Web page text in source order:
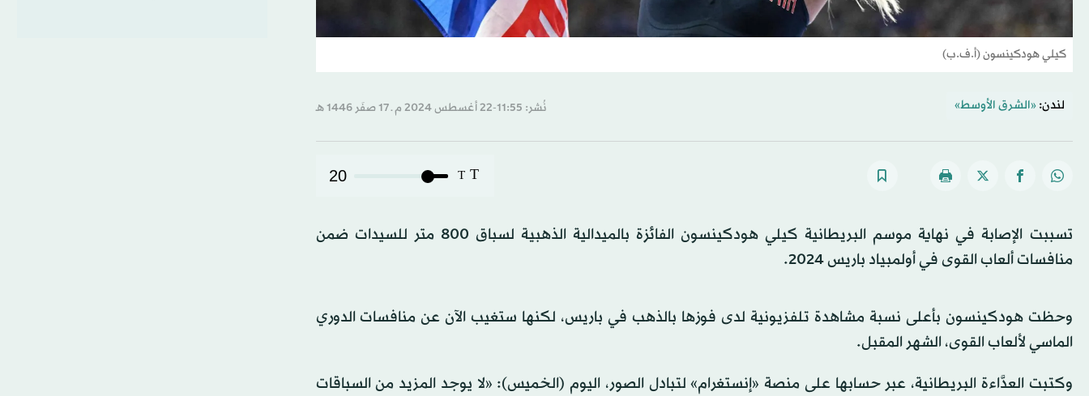
كيلي هودكينسون (أ.ف.ب)
لندن: «الشرق الأوسط» نُشر: 11:55-22 أغسطس 2024 م ـ 17 صفَر 1446 هـ
T
T
20
تسببت الإصابة في نهاية موسم البريطانية كيلي هودكينسون الفائزة بالميدالية الذهبية لسباق 800 متر للسيدات ضمن
منافسات ألعاب القوى في أولمبياد باريس 2024.
وحظت هودكينسون بأعلى نسبة مشاهدة تلفزيونية لدى فوزها بالذهب في باريس، لكنها ستغيب الآن عن منافسات الدوري
الماسي لألعاب القوى، الشهر المقبل.
وكتبت العدَّاءة البريطانية، عبر حسابها على منصة «إنستغرام» لتبادل الصور، اليوم (الخميس): «لا يوجد المزيد من السباقات